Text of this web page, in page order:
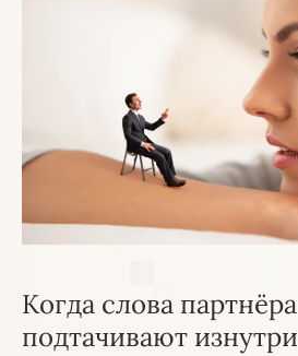
Когда слова партнёра
подтачивают изнутри